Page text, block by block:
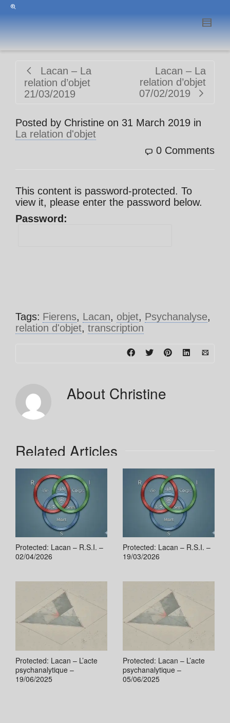
Lacan – La
relation d’objet
21/03/2019
Lacan – La
relation d’objet
07/02/2019
Posted by Christine on 31 March 2019 in
La relation d'objet
0 Comments
This content is password-protected. To
view it, please enter the password below.
Password:
Tags: Fierens, Lacan, objet, Psychanalyse,
relation d'objet, transcription
About Christine
Related Articles
Protected: Lacan – R.S.I. –
02/04/2026
Protected: Lacan – R.S.I. –
19/03/2026
Protected: Lacan – L’acte
psychanalytique –
19/06/2025
Protected: Lacan – L’acte
psychanalytique –
05/06/2025